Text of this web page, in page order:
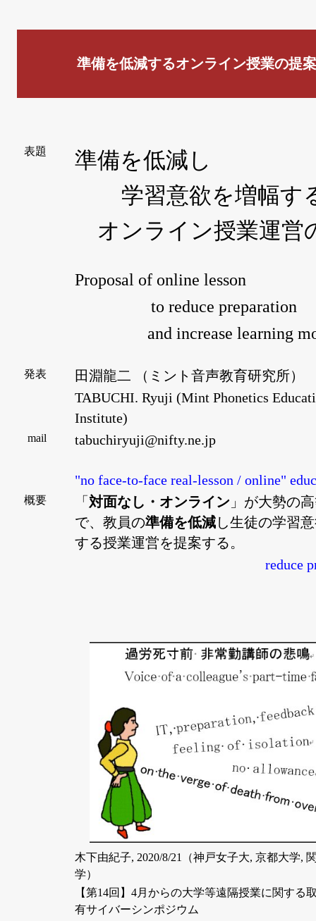
準備を低減するオンライン授業の提案
表題
準備を低減し
学習意欲を増幅す
オンライン授業運営
Proposal of online lesson
to reduce preparation
and increase learning
発表
田淵龍二 （ミント音声教育研究所）
TABUCHI. Ryuji (Mint Phonetics
Institute)
mail tabuchiryuji@nifty.ne.jp
"no face-to-face real-lesson / online"
概要 「 対面なし・オンライン 」が大勢の
で、教員の準備を低減し生徒の学習
する授業運営を提案する。
reduce
木下由紀子, 2020/8/21（神戸女子大, 京都大学,
学）
【第14回】4月からの大学等遠隔授業に関する
有サイバーシンポジウム